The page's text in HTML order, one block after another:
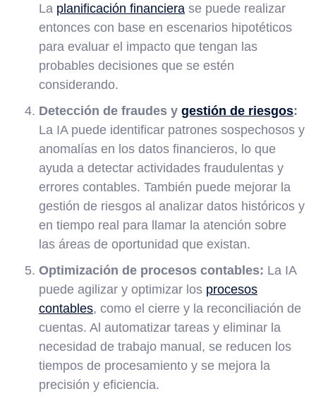
La planificación financiera se puede realizar
entonces con base en escenarios hipotéticos
para evaluar el impacto que tengan las
probables decisiones que se estén
considerando.
Detección de fraudes y gestión de riesgos:
La IA puede identificar patrones sospechosos y
anomalías en los datos financieros, lo que
ayuda a detectar actividades fraudulentas y
errores contables. También puede mejorar la
gestión de riesgos al analizar datos históricos y
en tiempo real para llamar la atención sobre
las áreas de oportunidad que existan.
Optimización de procesos contables: La IA
puede agilizar y optimizar los procesos
contables, como el cierre y la reconciliación de
cuentas. Al automatizar tareas y eliminar la
necesidad de trabajo manual, se reducen los
tiempos de procesamiento y se mejora la
precisión y eficiencia.